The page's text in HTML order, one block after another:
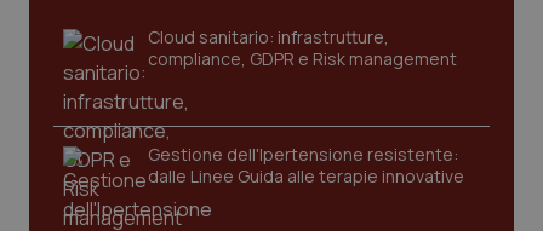
Cloud sanitario: infrastrutture,
compliance, GDPR e Risk management
Gestione dell'Ipertensione resistente:
dalle Linee Guida alle terapie innovative
CookieScriptConsent
CookieScript
www.quotidianosanita.it